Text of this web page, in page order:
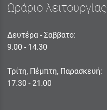
Ωράριο λειτουργίας
Δευτέρα - Σαββατο:
9.00 - 14.30
Τρίτη, Πέμπτη, Παρασκευή:
17.30 - 21.00